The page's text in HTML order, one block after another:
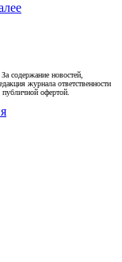
содержание новостей,
журнала ответственности
офертой.